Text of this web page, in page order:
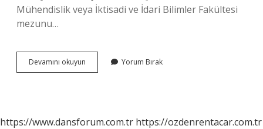
Mühendislik veya İktisadi ve İdari Bilimler Fakültesi
mezunu…
Devamını okuyun Stratejik
Planlama
Yorum Bırak
https://www.dansforum.com.tr https://ozdenrentacar.com.tr